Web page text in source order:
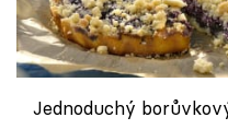
Jednoduchý